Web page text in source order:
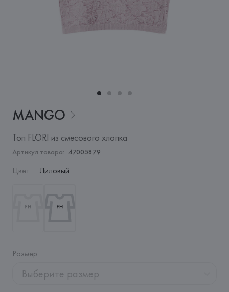
MANGO
Топ FLORI из смесового хлопка
Артикул товара: 47005879
Цвет: Лиловый
Размер:
Выберите размер